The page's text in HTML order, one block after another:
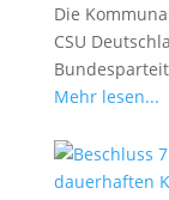
Die
CSU
Mehr lesen...